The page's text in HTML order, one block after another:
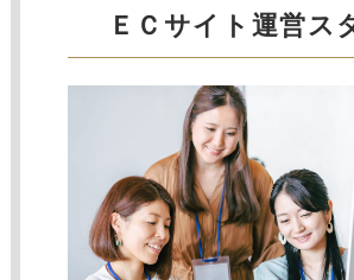
ＥＣサイト運営ス